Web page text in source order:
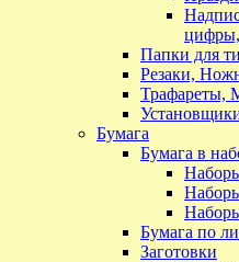
Папки для
Резаки,
Трафареты,
Бумага
Бумага в
Бумага по
Заготовки